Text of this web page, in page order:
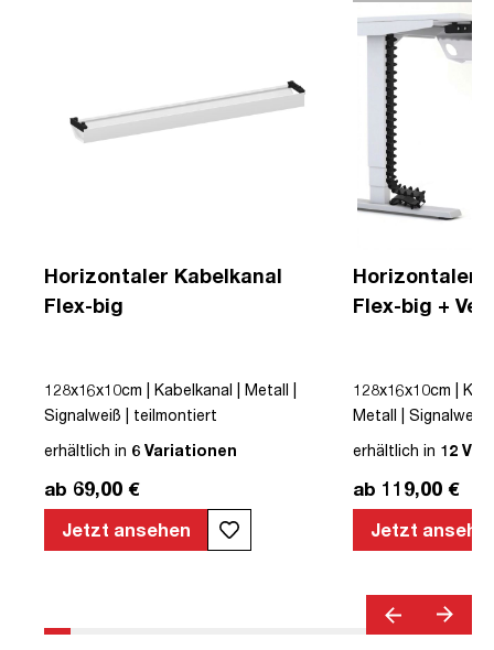
Horizontaler Kabelkanal
Flex-big
128x16x10cm | Kabelkanal | Metall |
Signalweiß | teilmontiert
erhältlich in 6 Variationen
ab 69,00 €
Jetzt ansehen
Horizontaler
Flex-big +
128x16x10cm |
Metall | Signalweiß
erhältlich in 12
ab 119,00 €
Jetzt